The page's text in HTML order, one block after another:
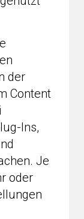
der
Content
Ins,
Je
oder